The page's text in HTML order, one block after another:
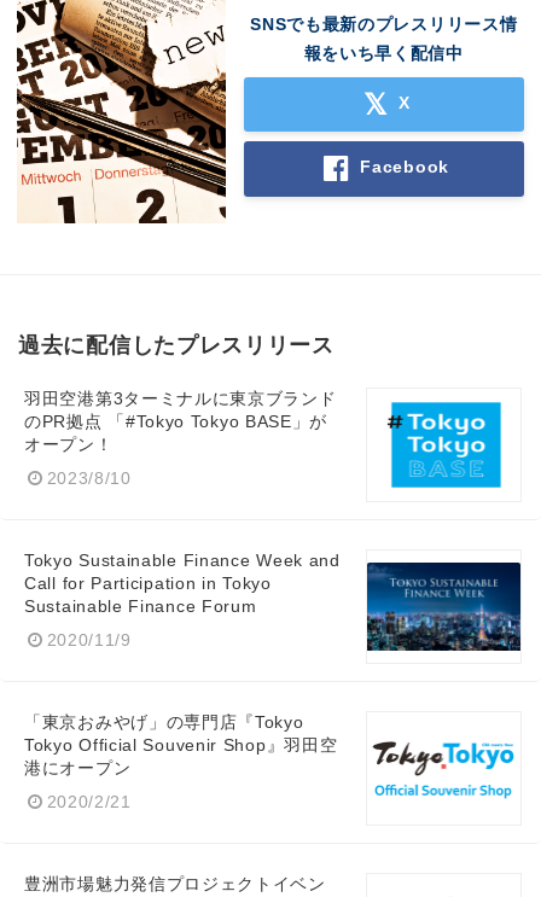
SNSでも最新のプレスリリース情
報をいち早く配信中
X
Facebook
過去に配信したプレスリリース
羽田空港第3ターミナルに東京ブランド
のPR拠点 「#Tokyo Tokyo BASE」が
オープン！
2023/8/10
Tokyo Sustainable Finance Week and
Call for Participation in Tokyo
Sustainable Finance Forum
2020/11/9
「東京おみやげ」の専門店『Tokyo
Tokyo Official Souvenir Shop』羽田空
港にオープン
2020/2/21
豊洲市場魅力発信プロジェクトイベン